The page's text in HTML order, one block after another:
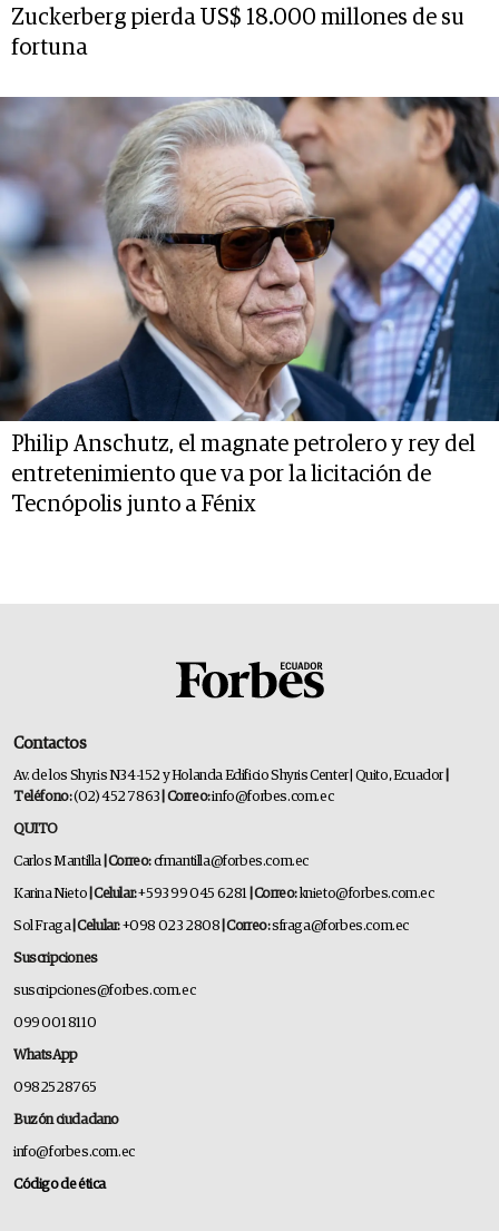
Zuckerberg pierda US$ 18.000 millones de su
fortuna
Philip Anschutz, el magnate petrolero y rey del
entretenimiento que va por la licitación de
Tecnópolis junto a Fénix
Contactos
Av. de los Shyris N34-152 y Holanda Edificio Shyris Center | Quito, Ecuador
Teléfono:(02) 452 7863 | Correo:info@forbes.com.ec
QUITO
Carlos Mantilla | Correo:cfmantilla@forbes.com.ec
Karina Nieto | Celular:+593 99 045 6281 | Correo:knieto@forbes.com.ec
Sol Fraga| Celular:+098 023 2808 | Correo:sfraga@forbes.com.ec
Suscripciones
suscripciones@forbes.com.ec
099 001 8110
WhatsApp
0982528765
Buzón ciudadano
info@forbes.com.ec
Código de ética